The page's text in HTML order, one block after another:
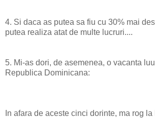
4. Si daca as putea sa fiu cu 30% mai
putea realiza atat de multe lucruri....
5. Mi-as dori, de asemenea, o vacanta
Republica Dominicana:
In afara de aceste cinci dorinte, ma rog